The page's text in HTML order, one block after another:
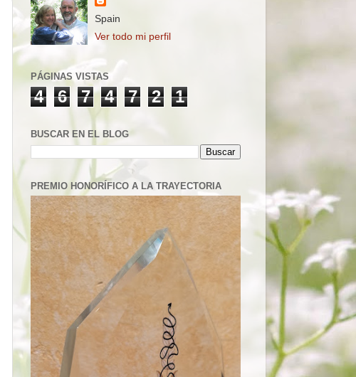
Spain
Ver todo mi perfil
PÁGINAS VISTAS
4 6 7 4 7 2 1
BUSCAR EN EL BLOG
PREMIO HONORÍFICO A LA TRAYECTORIA